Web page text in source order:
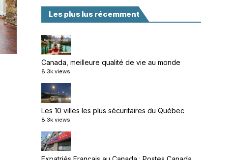
Les plus lus récemment
Canada, meilleure qualité de vie au monde
8.3k views
Les 10 villes les plus sécuritaires du Québec
8.3k views